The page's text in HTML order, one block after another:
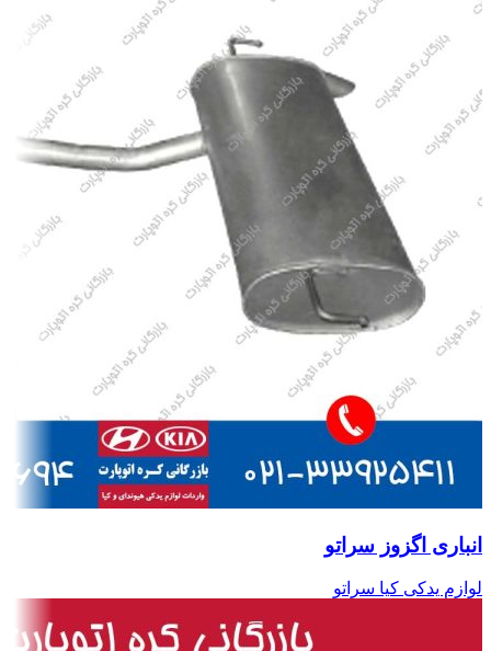
انباری اگزوز سراتو
لوازم یدکی کیا سراتو